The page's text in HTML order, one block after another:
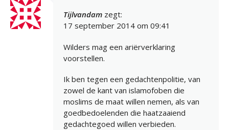
Tijlvandam zegt:
17 september 2014 om 09:41
Wilders mag een ariërverklaring
voorstellen.
Ik ben tegen een gedachtenpolitie, van
zowel de kant van islamofoben die
moslims de maat willen nemen, als van
goedbedoelenden die haatzaaiend
gedachtegoed willen verbieden.